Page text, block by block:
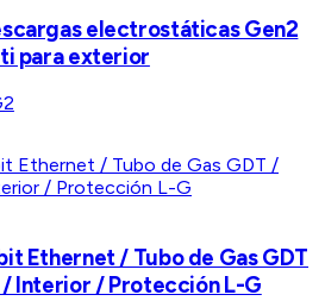
electrostáticas Gen2
para exterior
Ethernet / Tubo de Gas GDT
Interior / Protección L-G